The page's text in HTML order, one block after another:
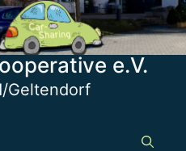
e.V.
Geltendorf